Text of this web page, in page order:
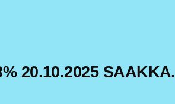
20.10.2025 SAAKKA.